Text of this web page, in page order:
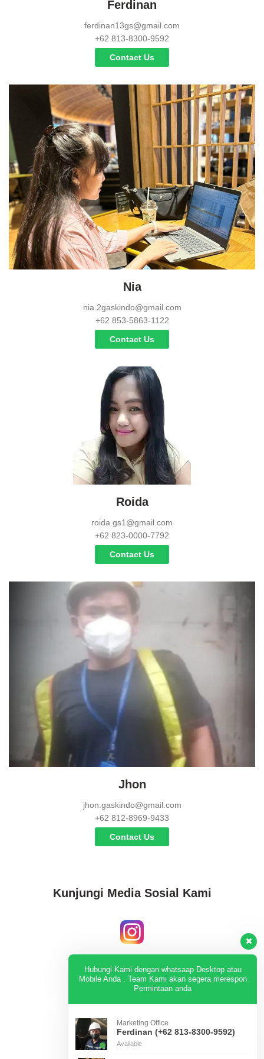
Ferdinan
ferdinan13gs@gmail.com
+62 813-8300-9592
Contact Us
Nia
nia.2gaskindo@gmail.com
+62 853-5863-1122
Contact Us
Roida
roida.gs1@gmail.com
+62 823-0000-7792
Contact Us
Jhon
jhon.gaskindo@gmail.com
+62 812-8969-9433
Contact Us
Kunjungi Media Sosial Kami
KUNJUNGI
Hubungi Kami dengan whatsaap Desktop atau
Mobile Anda . Team Kami akan segera merespon
Permintaan anda
Marketing Office
Ferdinan (+62 813-8300-9592)
Available